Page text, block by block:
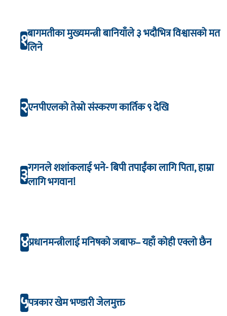
१बागमतीका मुख्यमन्त्री बानियाँले ३ भदौभित्र विश्वासको मत
लिने
२एनपीएलको तेस्रो संस्करण कार्तिक ९ देखि
३गगनले शशांकलाई भने- बिपी तपाईंका लागि पिता, हाम्रा
लागि भगवान!
४प्रधानमन्त्रीलाई मनिषको जबाफ– यहाँ कोही एक्लो छैन
५पत्रकार खेम भण्डारी जेलमुक्त